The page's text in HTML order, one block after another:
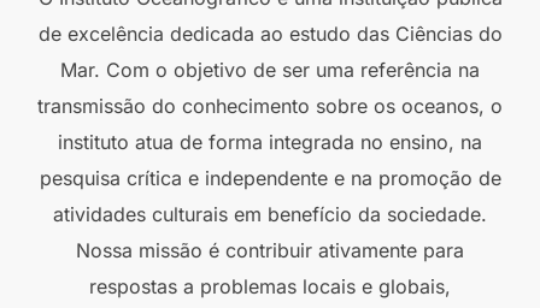
de excelência dedicada ao estudo das Ciências do
Mar. Com o objetivo de ser uma referência na
transmissão do conhecimento sobre os oceanos, o
instituto atua de forma integrada no ensino, na
pesquisa crítica e independente e na promoção de
atividades culturais em benefício da sociedade.
Nossa missão é contribuir ativamente para
respostas a problemas locais e globais,